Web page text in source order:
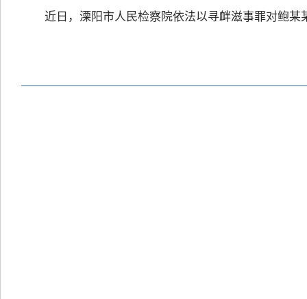
近日，溧阳市人民检察院依法以寻衅滋事罪对鲍某